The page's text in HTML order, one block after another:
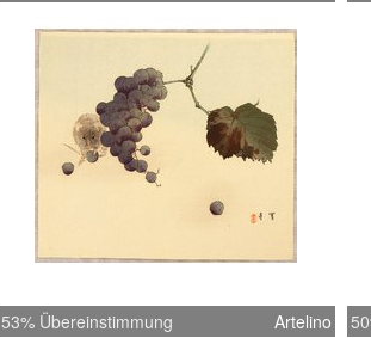
53% Übereinstimmung Artelino